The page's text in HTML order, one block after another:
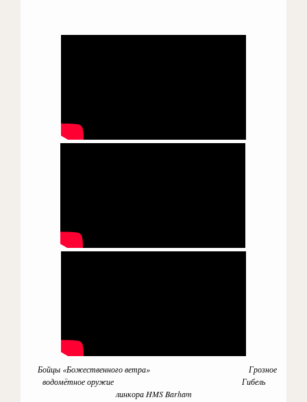
Бойцы «Божественного ветра» Грозное
водомётное оружие Гибель
линкора HMS Barham